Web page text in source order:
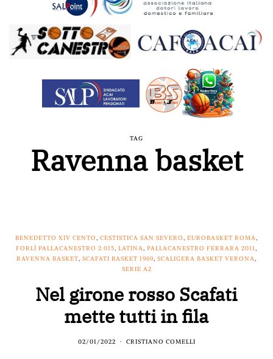
TAG
Ravenna basket
BENEDETTO XIV CENTO, CESTISTICA SAN SEVERO, EUROBASKET ROMA,
FORLÌ PALLACANESTRO 2.015, LATINA, PALLACANESTRO FERRARA 2011,
RAVENNA BASKET, SCAFATI BASKET 1969, SCALIGERA BASKET VERONA,
SERIE A2
Nel girone rosso Scafati
mette tutti in fila
02/01/2022 CRISTIANO COMELLI